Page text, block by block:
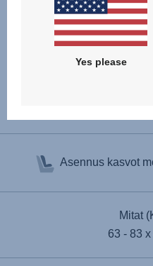
Asennus kasvot
Mitat
63 - 83
Yes please